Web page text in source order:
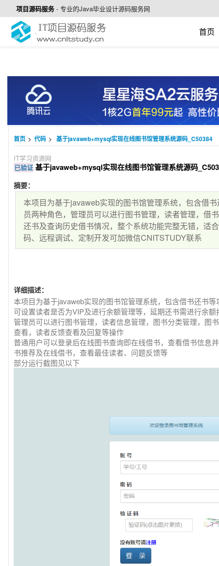
项目源码服务 - 专业的Java毕业设计源码服务网
首页
首页 > 代码 > 基于javaweb+mysql实现在线图书馆管理系统源码_C50384
IT学习资源网
已验证 基于javaweb+mysql实现在线图书馆管理系统源码
摘要：
本项目为基于javaweb实现的图书馆管理系统，包含借
员两种角色，管理员可以进行图书管理，读者管理，借
还书及查询历史借书情况，整个系统功能完整无错，适
码、远程调试、定制开发可加微信CNITSTUDY联系
详细描述：
本项目为基于javaweb实现的图书馆管理系统，包含借书还书
可设置读者是否为VIP及进行余额管理等，延期还书需进行余额
管理员可以进行图书管理，读者信息管理，图书分类管理，图
查看，读者反馈查看及回复等操作
普通用户可以登录后在线图书查询即在线借书，查看借书信息
书推荐及在线借书，查看最佳读者、问题反馈等
部分运行截图见以下